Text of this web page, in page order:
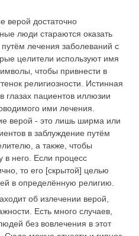
верой достаточно
люди стараются оказать
лечения заболеваний с
целители используют имя
чтобы привнести в
религиозности. Истинная
глазах пациентов иллюзии
ими лечения.
верой - это лишь ширма или
в заблуждение путём
а также, чтобы
в него. Если процесс
то его [скрытой] целью
в определённую религию.
об излечении верой,
Есть много случаев,
без вовлечения в этот